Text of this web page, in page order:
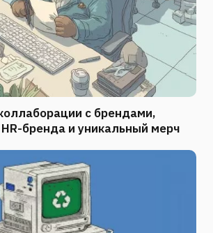
с брендами,
бренда и уникальный мерч